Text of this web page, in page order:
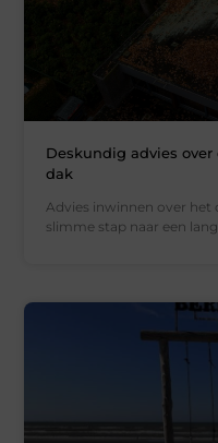
Deskundig advies
dak
Advies inwinnen over het
slimme stap naar een